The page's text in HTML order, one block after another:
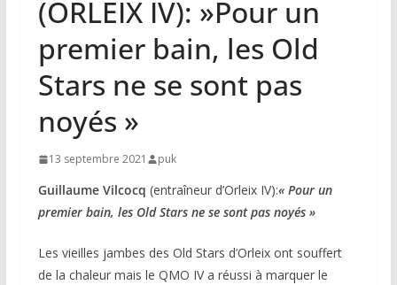
(ORLEIX IV): »Pour un
premier bain, les Old
Stars ne se sont pas
noyés »
13 septembre 2021 puk
Guillaume Vilcocq (entraîneur d’Orleix IV):« Pour un
premier bain, les Old Stars ne se sont pas noyés »
Les vieilles jambes des Old Stars d’Orleix ont souffert
de la chaleur mais le QMO IV a réussi à marquer le